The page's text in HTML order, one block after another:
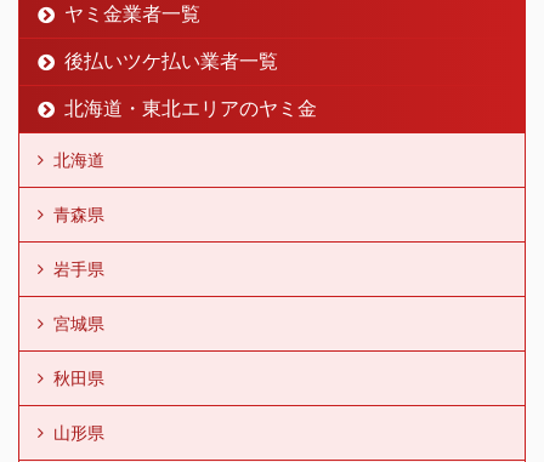
ヤミ金業者一覧
後払いツケ払い業者一覧
北海道・東北エリアのヤミ金
北海道
青森県
岩手県
宮城県
秋田県
山形県